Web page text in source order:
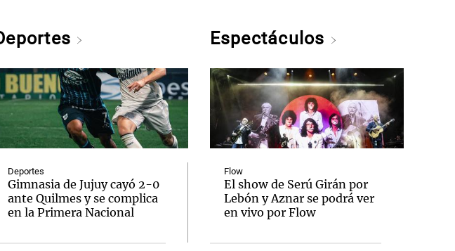
Deportes
Gimnasia de Jujuy cayó 2-0
ante Quilmes y se complica
en la Primera Nacional
Espectáculos
Flow
El show de Serú Girán por
Lebón y Aznar se podrá ver
en vivo por Flow